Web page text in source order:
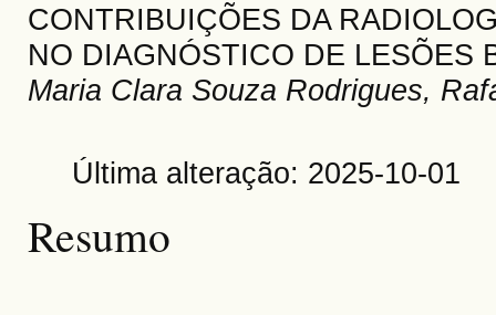
CONTRIBUIÇÕES DA
NO DIAGNÓSTICO DE LESÕES
Maria Clara Souza Rodrigues,
Última alteração: 2025-10-01
Resumo